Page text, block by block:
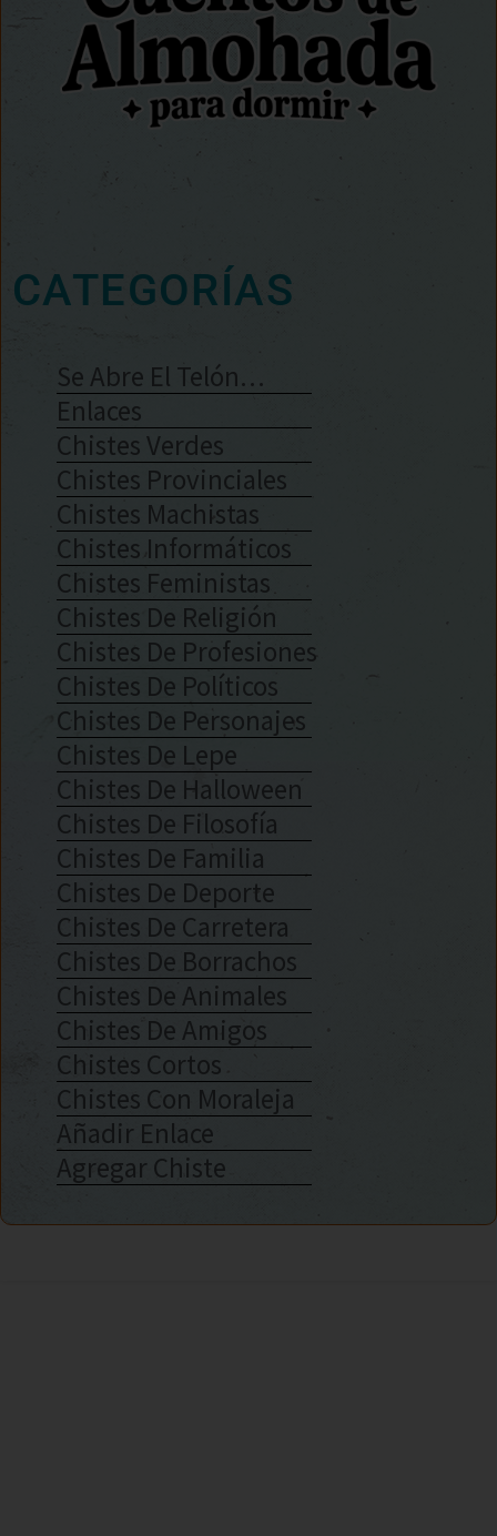
CATEGORÍAS
Se Abre El Telón…
Enlaces
Chistes Verdes
Chistes Provinciales
Chistes Machistas
Chistes Informáticos
Chistes Feministas
Chistes De Religión
Chistes De Profesiones
Chistes De Políticos
Chistes De Personajes
Chistes De Lepe
Chistes De Halloween
Chistes De Filosofía
Chistes De Familia
Chistes De Deporte
Chistes De Carretera
Chistes De Borrachos
Chistes De Animales
Chistes De Amigos
Chistes Cortos
Chistes Con Moraleja
Añadir Enlace
Agregar Chiste